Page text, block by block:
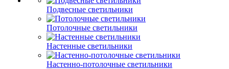
Подвесные светильники
Потолочные светильники
Настенные светильники
Настенно-потолочные светильники